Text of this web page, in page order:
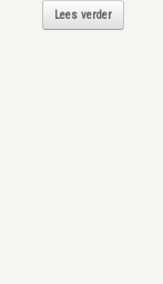
Lees verder